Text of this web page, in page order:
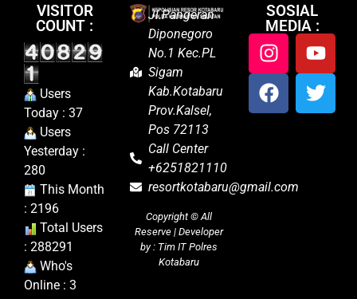
VISITOR
COUNT :
Users
Today : 37
Users
Yesterday :
280
This Month
: 2196
Total Users
: 288291
Who's
Online : 3
Jl.Pangeran
Diponegoro
No.1 Kec.PL
Sigam
Kab.Kotabaru
Prov.Kalsel,
Pos 72113
Call Center
+6251821110
resortkotabaru@gmail.com
Copyright ©All
Reserve | Developer
by : Tim IT Polres
Kotabaru
SOSIAL
MEDIA :